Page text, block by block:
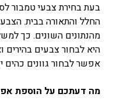
בעת בחירת צבעי טמבור
החלל והתאורה בבית.
מהנתונים השונים. כך
היא לבחור צבעים בהירים
אפשר לבחור גוונים כהים
מה דעתכם על הוספת